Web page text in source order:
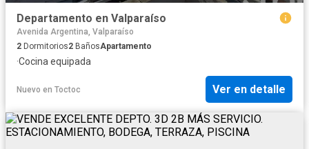
Departamento en Valparaíso
Avenida Argentina, Valparaíso
2 Dormitorios2 BañosApartamento
·Cocina equipada
Nuevo en Toctoc Ver en detalle